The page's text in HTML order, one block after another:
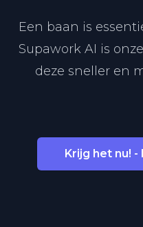
Een baan is
Supawork AI is
deze sneller en
Krijg het nu! -